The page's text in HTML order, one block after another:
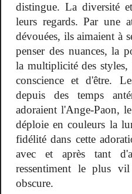
distingue. La diversité
leurs regards. Par une
dévouées, ils aimaient à
penser des nuances, la
la multiplicité des styles,
conscience et d'être.
depuis des temps
adoraient l'Ange-Paon,
déploie en couleurs la
fidélité dans cette
avec et après tant
ressentiment le plus
obscure.